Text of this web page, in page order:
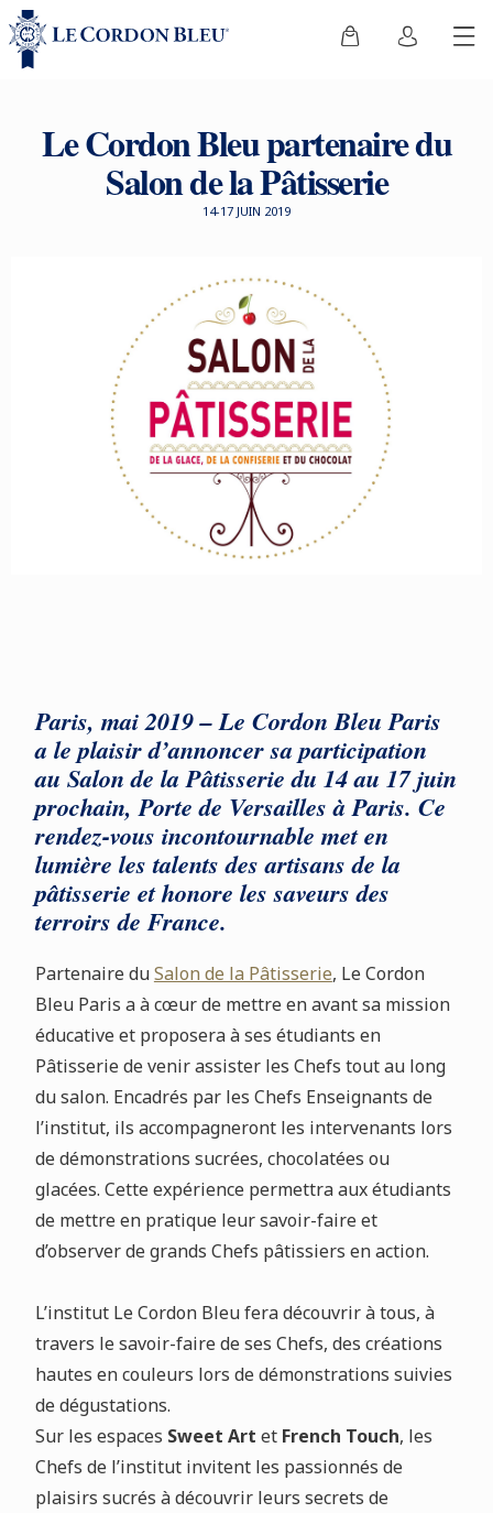
Le Cordon Bleu partenaire du
Salon de la Pâtisserie
14-17 JUIN 2019
Paris, mai 2019 – Le Cordon Bleu Paris
a le plaisir d’annoncer sa participation
au Salon de la Pâtisserie du 14 au 17 juin
prochain, Porte de Versailles à Paris. Ce
rendez-vous incontournable met en
lumière les talents des artisans de la
pâtisserie et honore les saveurs des
terroirs de France.
Partenaire duSalon de la Pâtisserie, Le Cordon
Bleu Paris a à cœur de mettre en avant sa mission
éducative et proposera à ses étudiants en
Pâtisserie de venir assister les Chefs tout au long
du salon. Encadrés par les Chefs Enseignants de
l’institut, ils accompagneront les intervenants lors
de démonstrations sucrées, chocolatées ou
glacées. Cette expérience permettra aux étudiants
de mettre en pratique leur savoir-faire et
d’observer de grands Chefs pâtissiers en action.
L’institut Le Cordon Bleu fera découvrir à tous, à
travers le savoir-faire de ses Chefs, des créations
hautes en couleurs lors de démonstrations suivies
de dégustations.
Sur les espaces Sweet Art et French Touch, les
Chefs de l’institut invitent les passionnés de
plaisirs sucrés à découvrir leurs secrets de